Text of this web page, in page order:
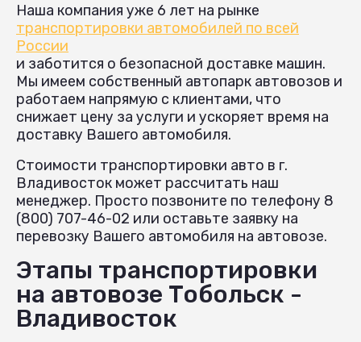
Наша компания уже 6 лет на рынке
транспортировки автомобилей по всей
России
и заботится о безопасной доставке машин.
Мы имеем собственный автопарк автовозов и
работаем напрямую с клиентами, что
снижает цену за услуги и ускоряет время на
доставку Вашего автомобиля.
Стоимости транспортировки авто в г.
Владивосток может рассчитать наш
менеджер. Просто позвоните по телефону 8
(800) 707-46-02 или оставьте заявку на
перевозку Вашего автомобиля на автовозе.
Этапы транспортировки
на автовозе Тобольск -
Владивосток